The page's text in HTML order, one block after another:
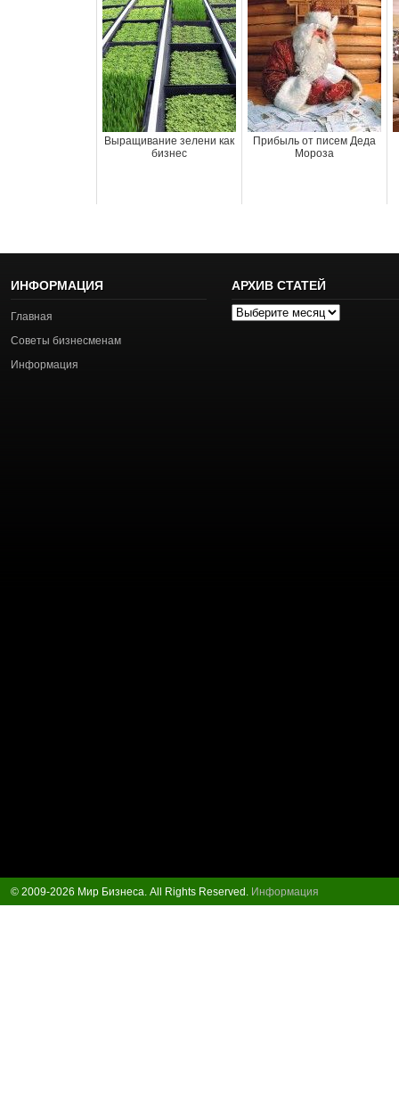
Выращивание зелени как
бизнес
Прибыль от писем Деда
Мороза
ИНФОРМАЦИЯ
Главная
Советы бизнесменам
Информация
АРХИВ СТАТЕЙ
Архив
© 2009-2026 Мир Бизнеса. All Rights Reserved. Информация